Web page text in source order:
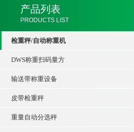
产品列表
PRODUCTS LIST
检重秤/自动称重机
DWS称重扫码量方
输送带称重设备
皮带检重秤
重量自动分选秤